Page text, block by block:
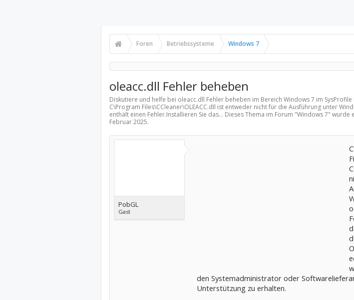
Foren Betriebssysteme Windows 7
oleacc.dll Fehler beheben
Diskutiere und helfe bei oleacc.dll Fehler beheben im Bereich Windows 7 im
C\Program Files\CCleaner\OLEACC.dIl ist entweder nicht für die Ausführung unter
enthält einen Fehler.Installieren Sie das... Dieses Thema im Forum "Windows 7" wurde
Februar 2025.
PobGL
Gast
den Systemadministrator oder
Unterstützung zu erhalten.